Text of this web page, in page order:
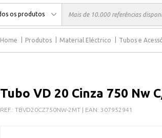
Home Produtos Material Eléctrico Tubos e
Tubo VD 20 Cinza 750 Nw
REF.: TBVD20CZ750NW-2MT | EAN: 307952941